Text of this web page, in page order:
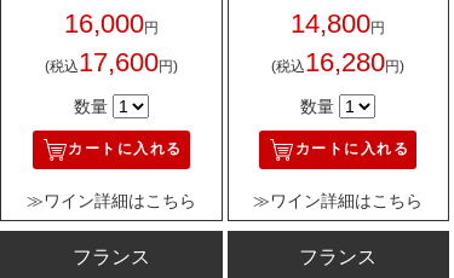
16,000円
(税込17,600円)
数量
カートに入れる
≫ワイン詳細はこちら
14,800円
(税込16,280円)
数量
カートに入れる
≫ワイン詳細はこちら
フランス フランス